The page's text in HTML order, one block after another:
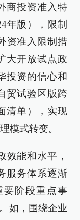
商投资准入特
年版），限制
资准入限制措
大开放试点政
投资的信心和
贸试验区版跨
清单），实现
模式转变。
效能和水平，
服务体系逐渐
要阶段重点事
如，围绕企业